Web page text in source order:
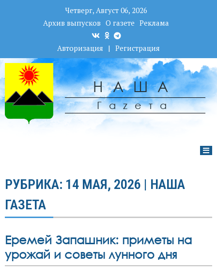
Четверг, Август 06, 2026
Архив выпусков О газете Реклама
Авторизация | Регистрация
НАША
Гаzета
РУБРИКА: 14 МАЯ, 2026 | НАША
ГАЗЕТА
Еремей Запашник: приметы на
урожай и советы лунного дня